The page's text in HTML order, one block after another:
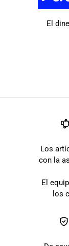
El
Los
con la
El
los